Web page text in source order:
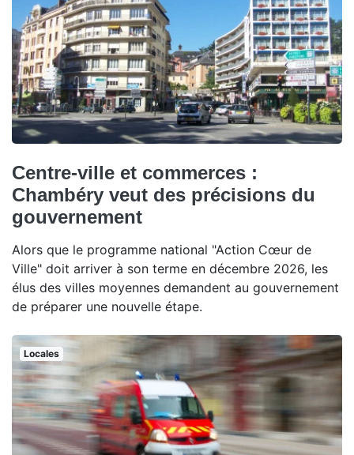
Centre-ville et commerces :
Chambéry veut des précisions du
gouvernement
Alors que le programme national "Action Cœur de
Ville" doit arriver à son terme en décembre 2026, les
élus des villes moyennes demandent au gouvernement
de préparer une nouvelle étape.
Locales